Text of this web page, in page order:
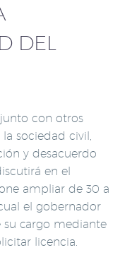
DEL
con otros
sociedad civil,
y desacuerdo
en el
ampliar de 30 a
el gobernador
su cargo mediante
licencia.